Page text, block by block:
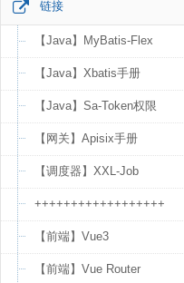
链接
【Java】MyBatis-Flex
【Java】Xbatis手册
【Java】Sa-Token权限
【网关】Apisix手册
【调度器】XXL-Job
++++++++++++++++++
【前端】Vue3
【前端】Vue Router